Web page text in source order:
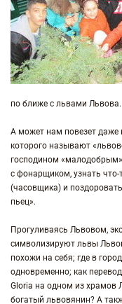
по ближе с львами Львова.
А может нам повезет даже
которого называют
господином
с фонарщиком, узнать что-
(часовщика) и
пьец».
Прогуливаясь Львовом,
символизируют львы
похожи на себя; где в
одновременно; как
Gloria на одном из храмов
богатый львовянин? А